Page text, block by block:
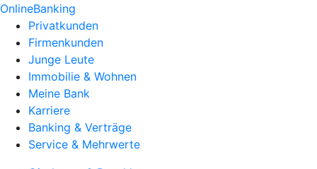
OnlineBanking
Privatkunden
Firmenkunden
Junge Leute
Immobilie & Wohnen
Meine Bank
Karriere
Banking & Verträge
Service & Mehrwerte